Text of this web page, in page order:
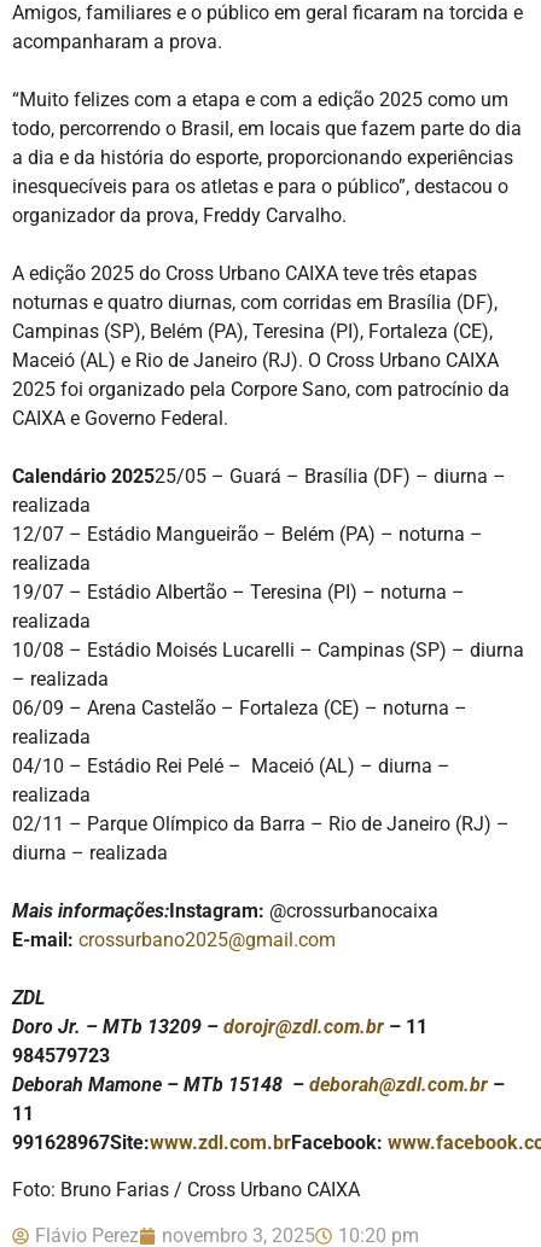
Amigos, familiares e o público em geral ficaram na torcida e
acompanharam a prova.
“Muito felizes com a etapa e com a edição 2025 como um
todo, percorrendo o Brasil, em locais que fazem parte do dia
a dia e da história do esporte, proporcionando experiências
inesquecíveis para os atletas e para o público”, destacou o
organizador da prova, Freddy Carvalho.
A edição 2025 do Cross Urbano CAIXA teve três etapas
noturnas e quatro diurnas, com corridas em Brasília (DF),
Campinas (SP), Belém (PA), Teresina (PI), Fortaleza (CE),
Maceió (AL) e Rio de Janeiro (RJ). O Cross Urbano CAIXA
2025 foi organizado pela Corpore Sano, com patrocínio da
CAIXA e Governo Federal.
Calendário 202525/05 – Guará – Brasília (DF) – diurna –
realizada
12/07 – Estádio Mangueirão – Belém (PA) – noturna –
realizada
19/07 – Estádio Albertão – Teresina (PI) – noturna –
realizada
10/08 – Estádio Moisés Lucarelli – Campinas (SP) – diurna
– realizada
06/09 – Arena Castelão – Fortaleza (CE) – noturna –
realizada
04/10 – Estádio Rei Pelé – Maceió (AL) – diurna –
realizada
02/11 – Parque Olímpico da Barra – Rio de Janeiro (RJ) –
diurna – realizada
Mais informações:Instagram: @crossurbanocaixa
E-mail: crossurbano2025@gmail.com
ZDL
Doro Jr. – MTb 13209 – dorojr@zdl.com.br – 11
984579723
Deborah Mamone – MTb 15148 – deborah@zdl.com.br –
11
991628967Site:www.zdl.com.brFacebook:
Foto: Bruno Farias / Cross Urbano CAIXA
Flávio Perez novembro 3, 2025 10:20 pm